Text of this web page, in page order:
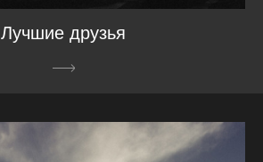
Лучшие друзья